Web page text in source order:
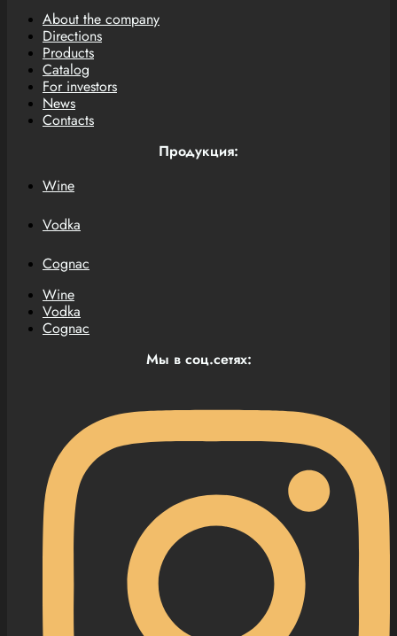
About the company
Directions
Products
Catalog
For investors
News
Contacts
Продукция:
Wine
Vodka
Cognac
Wine
Vodka
Cognac
Мы в соц.сетях: